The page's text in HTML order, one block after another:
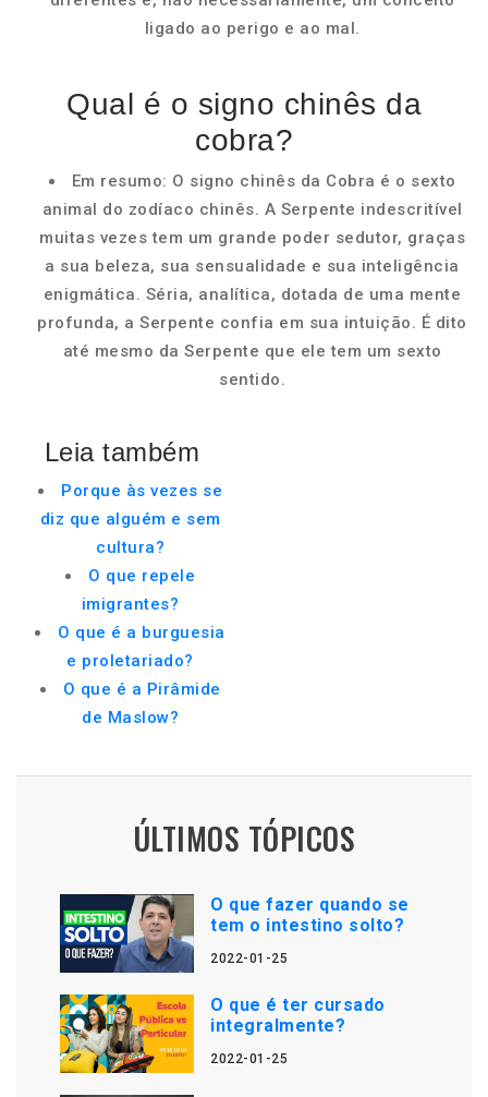
ligado ao perigo e ao mal.
Qual é o signo chinês da
cobra?
Em resumo: O signo chinês da Cobra é o sexto
animal do zodíaco chinês. A Serpente indescritível
muitas vezes tem um grande poder sedutor, graças
a sua beleza, sua sensualidade e sua inteligência
enigmática. Séria, analítica, dotada de uma mente
profunda, a Serpente confia em sua intuição. É dito
até mesmo da Serpente que ele tem um sexto
sentido.
Leia também
Porque às vezes se
diz que alguém e sem
cultura?
O que repele
imigrantes?
O que é a burguesia
e proletariado?
O que é a Pirâmide
de Maslow?
ÚLTIMOS TÓPICOS
O que fazer quando se
tem o intestino solto?
2022-01-25
O que é ter cursado
integralmente?
2022-01-25